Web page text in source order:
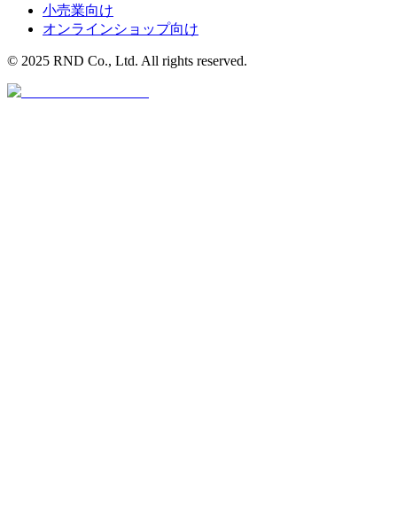
小売業向け
オンラインショップ向け
© 2025 RND Co., Ltd. All rights reserved.